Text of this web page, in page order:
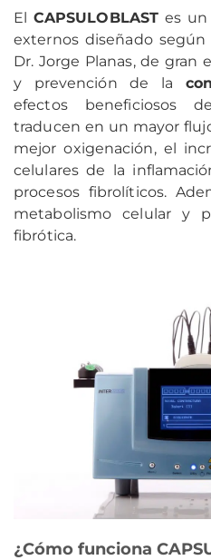
El CAPSULOBLAST es un
externos diseñado
Dr. Jorge Planas, de gran
y prevención de la
efectos beneficiosos
traducen en un mayor
mejor oxigenación, el
celulares de la
procesos fibrolíticos.
metabolismo celular y
fibrótica.
¿Cómo funciona